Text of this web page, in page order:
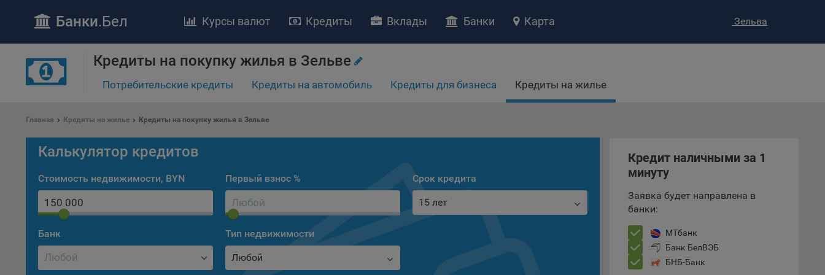
Утверждение положения о политике обработки файлов cookie (далее –
«Политика») является одной из принимаемых Обществом мер по защите
персональных данных, предусмотренных статьей 17 Закона Республики
Беларусь от 7 мая 2021 г. № 99-З «О защите персональных данных» (далее –
Политика разъясняет субъектам персональных данных, которые
осуществляют использование веб-сайта Общества с доменным именем
Банки.Бел Зельва
Курсы валют Кредиты Вклады Банки Карта
Кредиты на покупку жилья в Зельве
Потребительские кредиты Кредиты на автомобиль Кредиты для бизнеса Кредиты на жилье
Главная Кредиты на жилье Кредиты на покупку жилья в Зельве
Калькулятор кредитов
Стоимость недвижимости, BYN Первый взнос % Срок кредита
15 лет
Банк Тип недвижимости
Любой
Кредит наличными за 1
минуту
Заявка будет направлена в
банки:
МТбанк
Банк БелВЭБ
БНБ-Банк